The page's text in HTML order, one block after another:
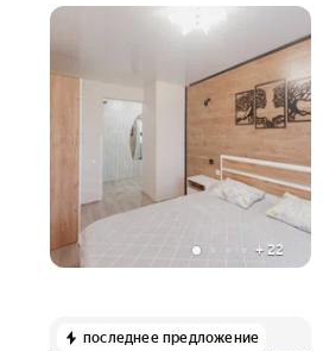
+ 22
последнее предложение